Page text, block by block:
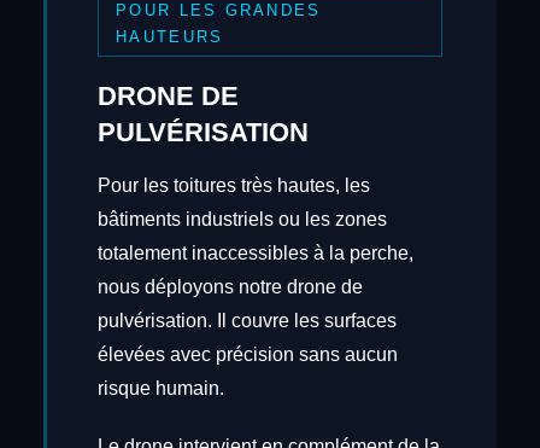
POUR LES GRANDES
HAUTEURS
DRONE DE
PULVÉRISATION
Pour les toitures très hautes, les
bâtiments industriels ou les zones
totalement inaccessibles à la perche,
nous déployons notre drone de
pulvérisation. Il couvre les surfaces
élevées avec précision sans aucun
risque humain.